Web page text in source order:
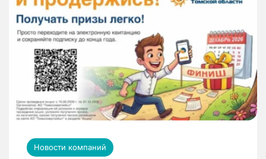
Новости компаний